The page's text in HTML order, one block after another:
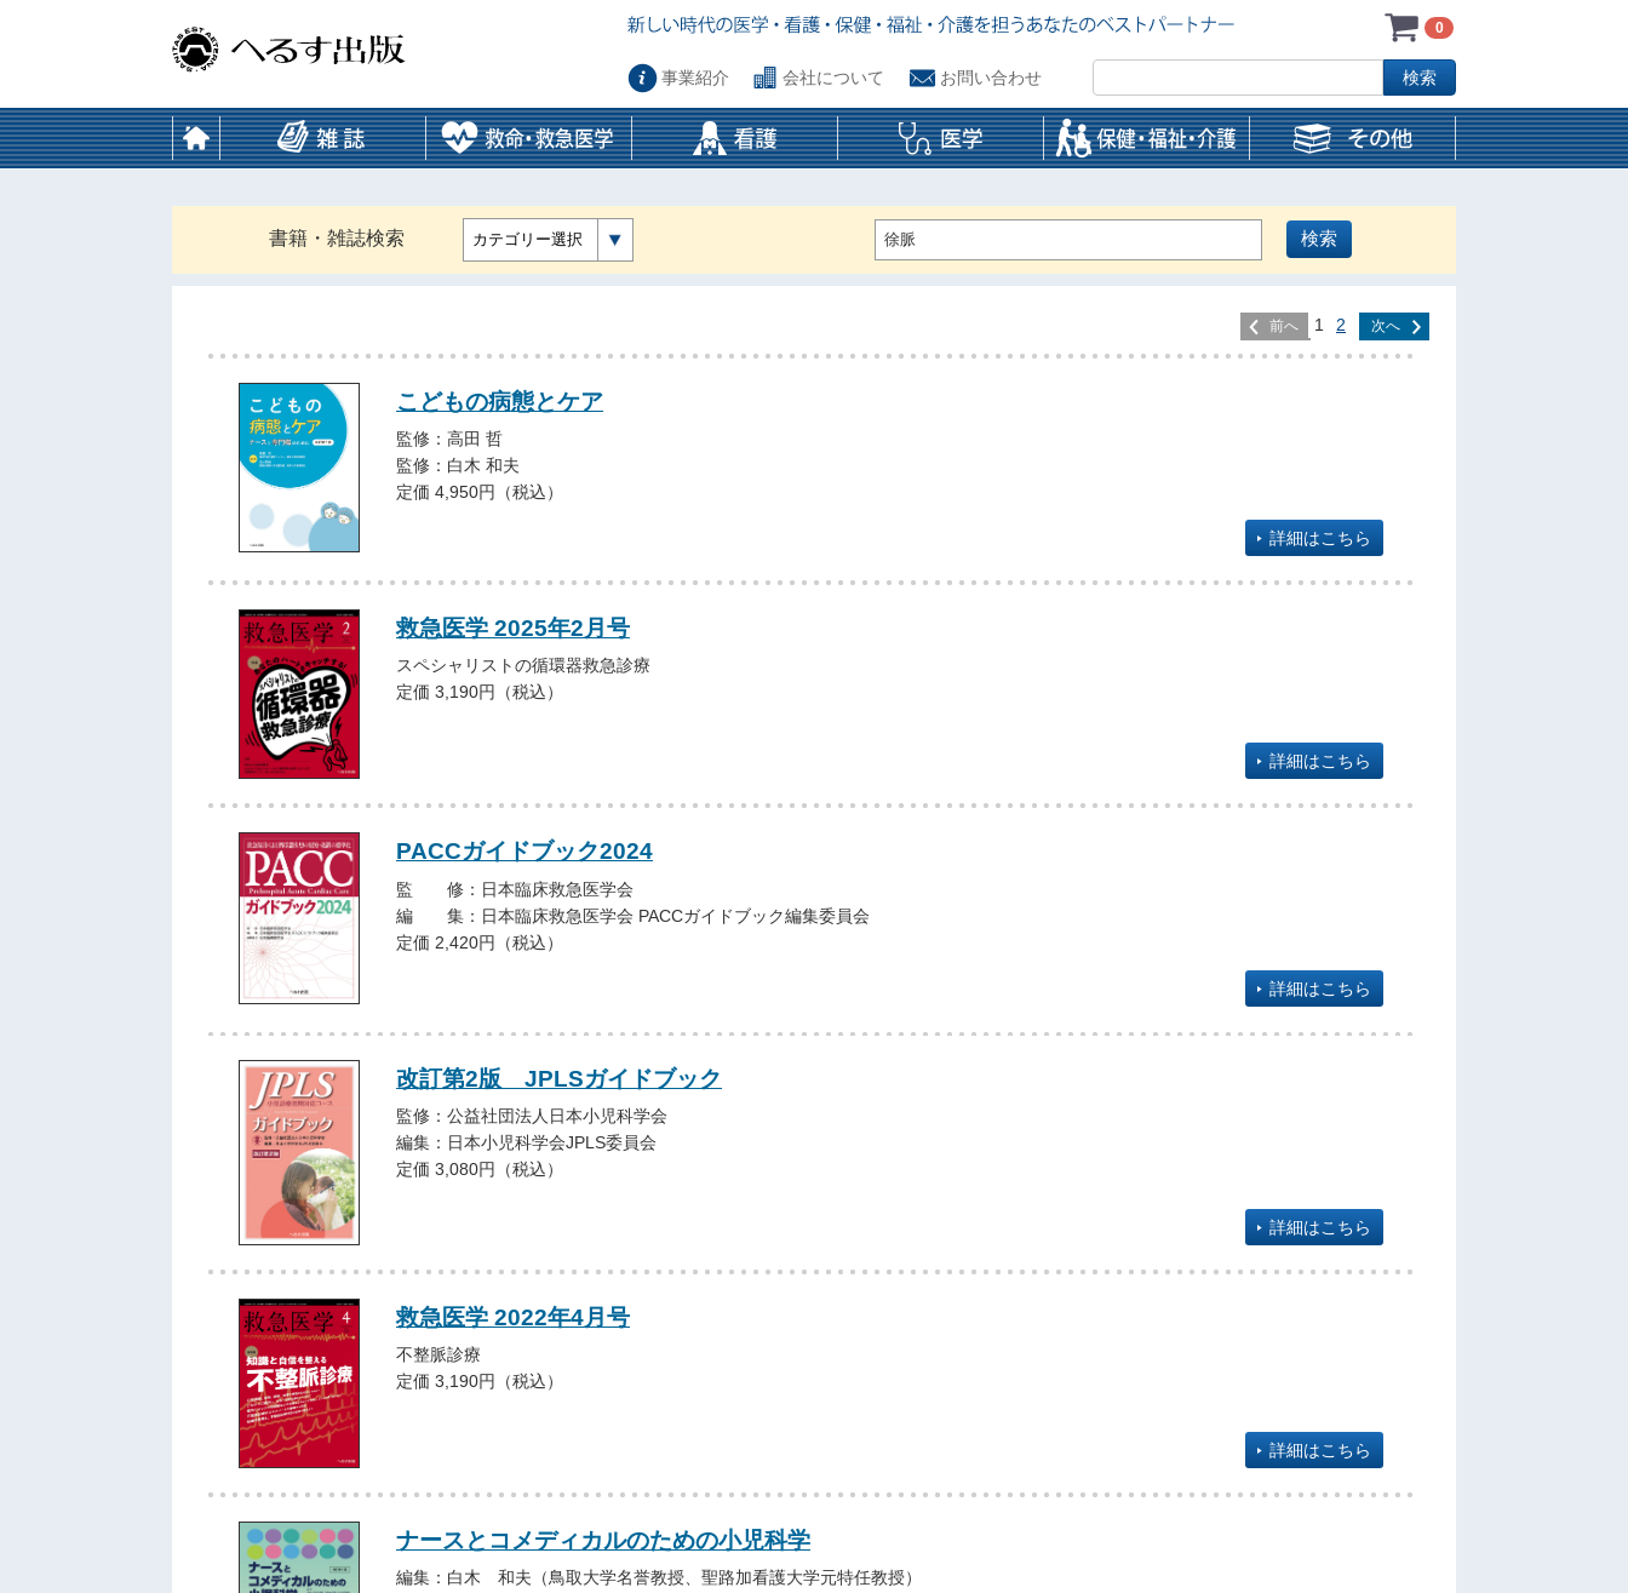
0
事業紹介 会社について お問い合わせ
書籍・雑誌検索 カテゴリー選択
前へ 1 2 次へ
こどもの病態とケア
監修：高田 哲
監修：白木 和夫
定価 4,950円（税込）
詳細はこちら
救急医学 2025年2月号
スペシャリストの循環器救急診療
定価 3,190円（税込）
詳細はこちら
PACCガイドブック2024
監 修：日本臨床救急医学会
編 集：日本臨床救急医学会 PACCガイドブック編集委員会
定価 2,420円（税込）
詳細はこちら
改訂第2版 JPLSガイドブック
監修：公益社団法人日本小児科学会
編集：日本小児科学会JPLS委員会
定価 3,080円（税込）
詳細はこちら
救急医学 2022年4月号
不整脈診療
定価 3,190円（税込）
詳細はこちら
ナースとコメディカルのための小児科学
編集：白木 和夫（鳥取大学名誉教授、聖路加看護大学元特任教授）